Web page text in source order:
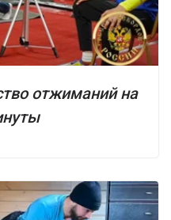
отжиманий на